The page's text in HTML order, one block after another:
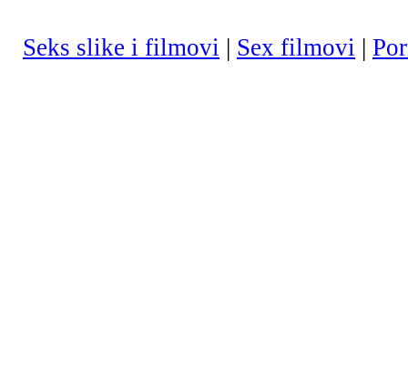
Seks slike i filmovi | Sex filmovi |